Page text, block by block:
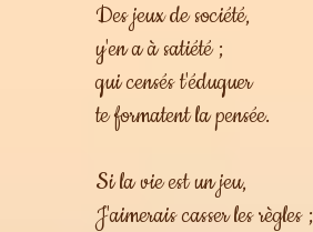
Des jeux de société,
y'en a à satiété ;
qui censés t'éduquer
te formatent la pensée.
Si la vie est un jeu,
J'aimerais casser les règles ;